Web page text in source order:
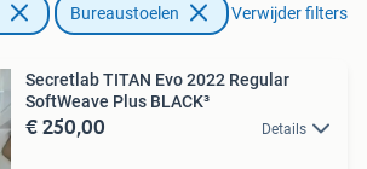
Bureaustoelen Verwijder filters
Secretlab TITAN Evo 2022 Regular
SoftWeave Plus BLACK³
€ 250,00 Details